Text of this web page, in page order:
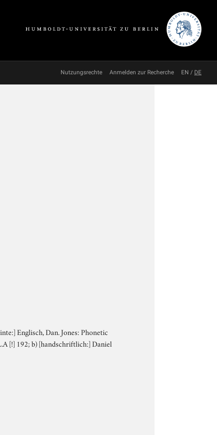
Nutzungsrechte Anmelden zur Recherche EN / DE
Englisch, Dan. Jones: Phonetic
[!] 192; b) [handschriftlich:] Daniel